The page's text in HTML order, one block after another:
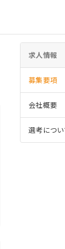
求人情報
募集要項
会社概要
選考につい